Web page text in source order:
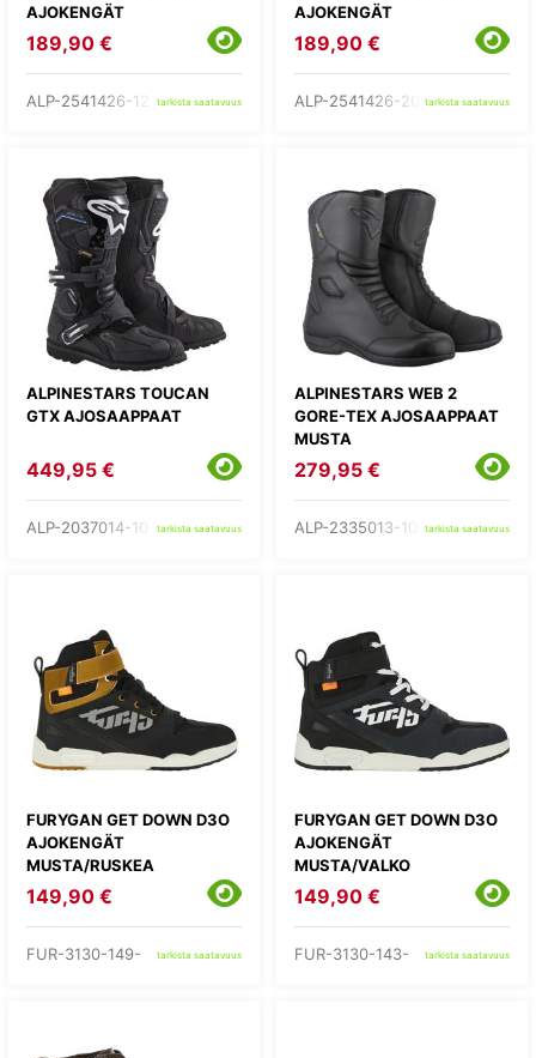
AJOKENGÄT
MUSTA/VALKO
189,90 €
ALP-2541426-12- tarkista saatavuus
AJOKENGÄT
VALKO/PUNAINEN
189,90 €
ALP-2541426-2066-tarkista saatavuus
ALPINESTARS TOUCAN
GTX AJOSAAPPAAT
449,95 €
ALP-2037014-10- tarkista saatavuus
ALPINESTARS WEB 2
GORE-TEX AJOSAAPPAAT
MUSTA
279,95 €
ALP-2335013-10- tarkista saatavuus
FURYGAN GET DOWN D3O
AJOKENGÄT
MUSTA/RUSKEA
149,90 €
FUR-3130-149- tarkista saatavuus
FURYGAN GET DOWN D3O
AJOKENGÄT
MUSTA/VALKO
149,90 €
FUR-3130-143- tarkista saatavuus